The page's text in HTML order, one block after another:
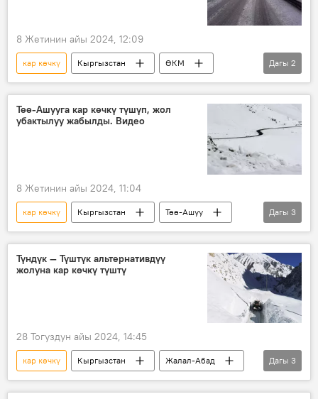
8 Жетинин айы 2024, 12:09
кар көчкү Кыргызстан
ӨКМ
трасса
Төө-Ашуу
Дагы 2
Төө-Ашууга кар көчкү түшүп, жол
убактылуу жабылды. Видео
8 Жетинин айы 2024, 11:04
кар көчкү Кыргызстан
Төө-Ашуу
эскертүү
ӨКМ
Транспорт жана коммуникациялар министрлиги
Дагы 3
Түндүк — Түштүк альтернативдүү
жолуна кар көчкү түштү
28 Тогуздун айы 2024, 14:45
кар көчкү Кыргызстан
Жалал-Абад
ӨКМ
кырсык коопсуздук
Дагы 3